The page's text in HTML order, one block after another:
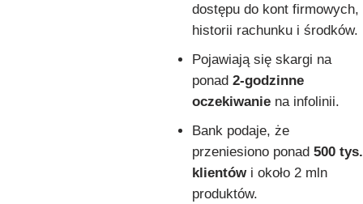
dostępu do kont firmowych,
historii rachunku i środków.
Pojawiają się skargi na
ponad 2-godzinne
oczekiwanie na infolinii.
Bank podaje, że
przeniesiono ponad 500 tys.
klientówi około 2 mln
produktów.